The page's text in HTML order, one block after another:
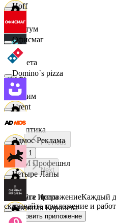
Альтум
Аркета
Архим
Асептика
АСМ Профешнл
Белуга Истра
Hoff
Офисмаг
Domino`s pizza
Urent
Эдмос Реклама
Четыре Лапы
Снежная Королева
Previous
1
Next
Скачайте приложениеКаждый
скачивайте приложение и
Установить приложение